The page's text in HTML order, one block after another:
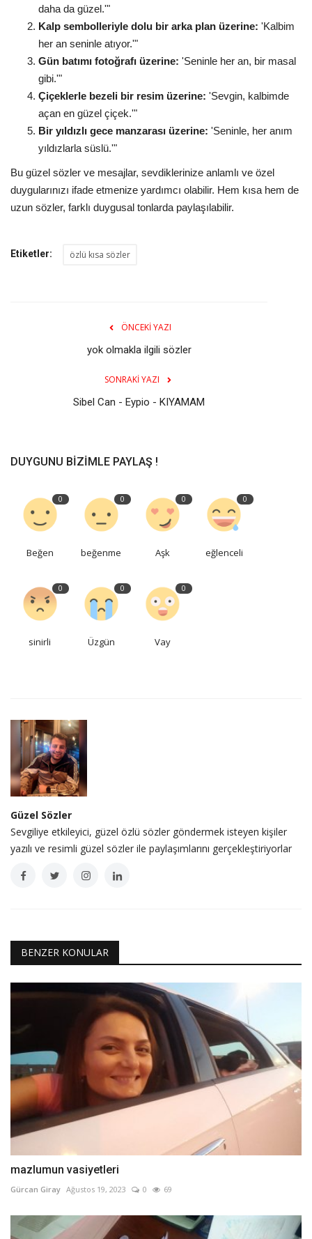
daha da güzel.'"
Kalp sembolleriyle dolu bir arka plan üzerine: 'Kalbim
her an seninle atıyor.'"
Gün batımı fotoğrafı üzerine: 'Seninle her an, bir masal
gibi.'"
Çiçeklerle bezeli bir resim üzerine: 'Sevgin, kalbimde
açan en güzel çiçek.'"
Bir yıldızlı gece manzarası üzerine: 'Seninle, her anım
yıldızlarla süslü.'"
Bu güzel sözler ve mesajlar, sevdiklerinize anlamlı ve özel
duygularınızı ifade etmenize yardımcı olabilir. Hem kısa hem de
uzun sözler, farklı duygusal tonlarda paylaşılabilir.
Etiketler: özlü kısa sözler
ÖNCEKI YAZI
yok olmakla ilgili sözler
SONRAKI YAZI
Sibel Can - Eypio - KIYAMAM
DUYGUNU BIZIMLE PAYLAŞ !
0
Beğen
0
beğenme
0
Aşk
0
eğlenceli
0
sinirli
0
Üzgün
0
Vay
Güzel Sözler
Sevgiliye etkileyici, güzel özlü sözler göndermek isteyen kişiler
yazılı ve resimli güzel sözler ile paylaşımlarını gerçekleştiriyorlar
BENZER KONULAR
mazlumun vasiyetleri
Gürcan Giray Ağustos 19, 2023 0 69